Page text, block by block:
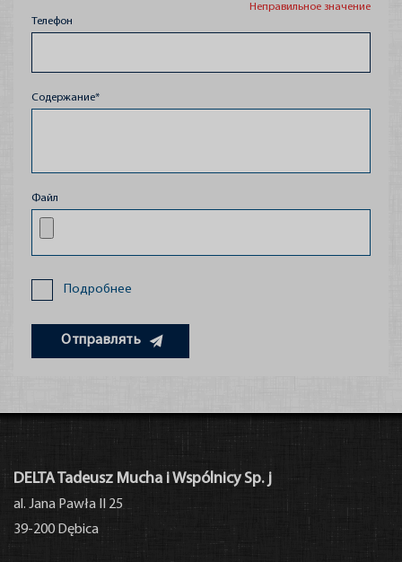
Неправильное значение
Телефон
Содержание*
Файл
Подробнее
Отправлять
DELTA Tadeusz Mucha i Wspólnicy Sp. j
al. Jana Pawła II 25
39-200 Dębica